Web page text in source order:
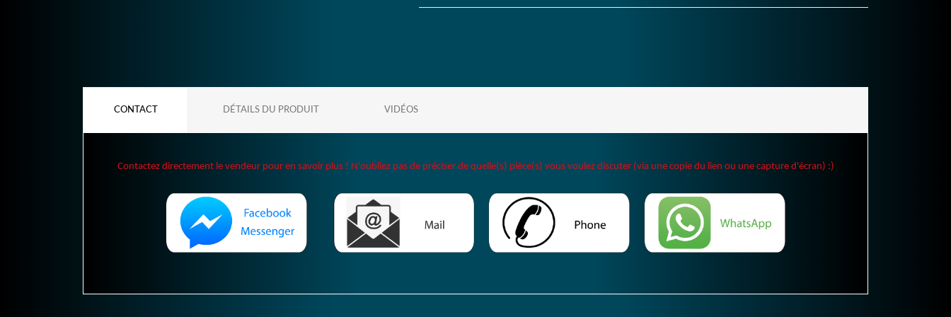
CONTACT DÉTAILS DU PRODUIT VIDÉOS
Contactez directement le vendeur pour en savoir plus ! N'oubliez pas de préciser de quelle(s) pièce(s) vous voulez discuter (via une copie du lien ou une capture d'écran) :)